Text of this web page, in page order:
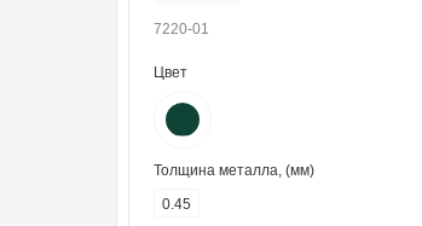
7220-01
Цвет
Толщина металла, (мм)
0.45